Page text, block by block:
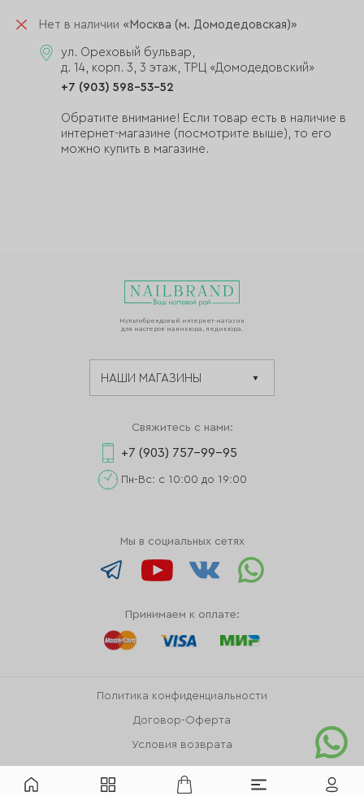
Нет в наличии «Москва (м. Домодедовская)»
ул. Ореховый бульвар,
д. 14, корп. 3, 3 этаж, ТРЦ «Домодедовский»
+7 (903) 598-53-52
Обратите внимание! Если товар есть в наличие в
интернет-магазине (посмотрите выше), то его
можно купить в магазине.
Мультибрендовый интернет-магазин
для мастеров маникюра, педикюра.
Свяжитесь с нами:
+7 (903) 757-99-95
Пн-Вс: с 10:00 до 19:00
Мы в социальных сетях
Принимаем к оплате:
Политика конфиденциальности
Договор-Оферта
Условия возврата